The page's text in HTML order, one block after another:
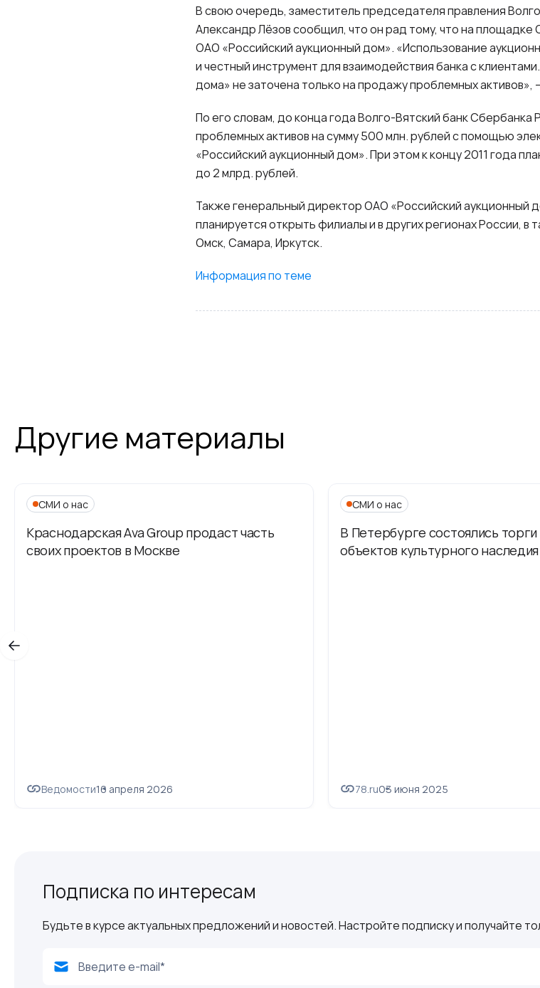
В свою очередь, заместитель председателя правления
Александр Лёзов сообщил, что он рад тому, что на
ОАО «Российский аукционный дом». «Использование
и честный инструмент для взаимодействия банка с
дома» не заточена только на продажу проблемных активов»,
По его словам, до конца года Волго-Вятский банк Сбербанка
проблемных активов на сумму 500 млн. рублей с помощью
«Российский аукционный дом». При этом к концу 2011 года
до 2 млрд. рублей.
Также генеральный директор ОАО «Российский аукционный
планируется открыть филиалы и в других регионах России, в
Омск, Самара, Иркутск.
Информация по теме
Другие материалы
СМИ о нас
Краснодарская Ava Group продаст часть
своих проектов в Москве
Ведомости16 апреля 2026
СМИ о нас
В Петербурге состоялись
объектов культурного наследия
78.ru03 июня 2025
Подписка по интересам
Будьте в курсе актуальных предложений и новостей. Настройте подписку и получайте